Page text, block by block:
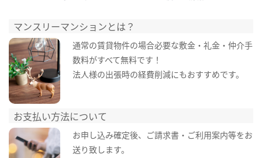
マンスリーマンションとは？
通常の賃貸物件の場合必要な敷金・礼金・仲介手
数料がすべて無料です！
法人様の出張時の経費削減にもおすすめです。
お支払い方法について
お申し込み確定後、ご請求書・ご利用案内等をお
送り致します。